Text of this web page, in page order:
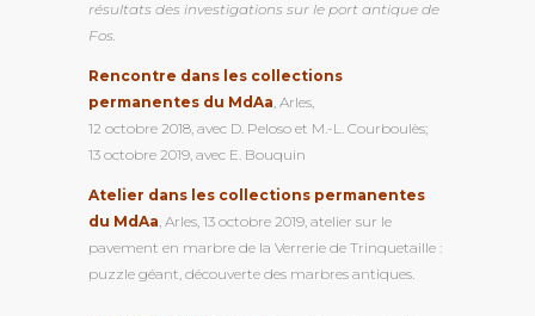
résultats des investigations sur le port antique de
Fos.
Rencontre dans les collections
permanentes du MdAa, Arles,
12 octobre 2018, avec D. Peloso et M.-L. Courboulès;
13 octobre 2019, avec E. Bouquin
Atelier dans les collections permanentes
du MdAa, Arles, 13 octobre 2019, atelier sur le
pavement en marbre de la Verrerie de Trinquetaille :
puzzle géant, découverte des marbres antiques.